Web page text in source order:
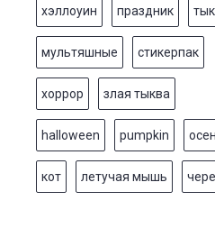
хэллоуин праздник
мультяшные стикерпак
хоррор злая тыква
halloween pumpkin
кот летучая мышь